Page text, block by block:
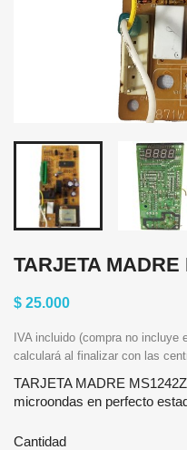
TARJETA
$ 25.000
IVA incluido (compra no
calculará al finalizar con las
TARJETA MADRE
microondas en perfecto
Cantidad